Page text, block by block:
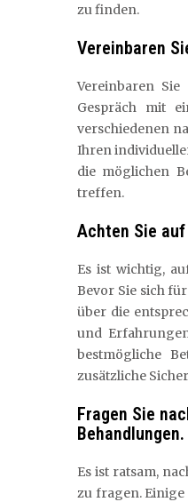
zu finden.
Vereinbaren
Vereinbaren
Gespräch mit
verschiedenen
Ihren
die möglichen
treffen.
Achten Sie
Es ist wichtig,
Bevor Sie sich
über die
und
bestmögliche
zusätzliche
Fragen Sie
Behandlungen.
Es ist ratsam,
zu fragen.